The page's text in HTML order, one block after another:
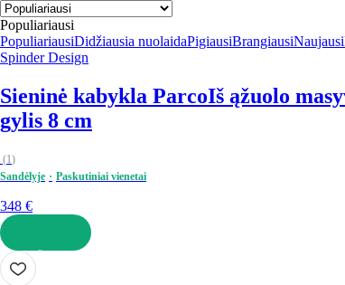
Populiariausi
PopuliariausiDidžiausia nuolaidaPigiausiBrangiausiNaujausi
Spinder Design
Sieninė kabykla ParcoIš ąžuolo
gylis 8 cm
(1)
Sandėlyje
Paskutiniai vienetai
348 €
Į KREPŠELĮ